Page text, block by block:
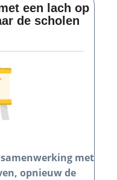
een lach op
de scholen
met
opnieuw de